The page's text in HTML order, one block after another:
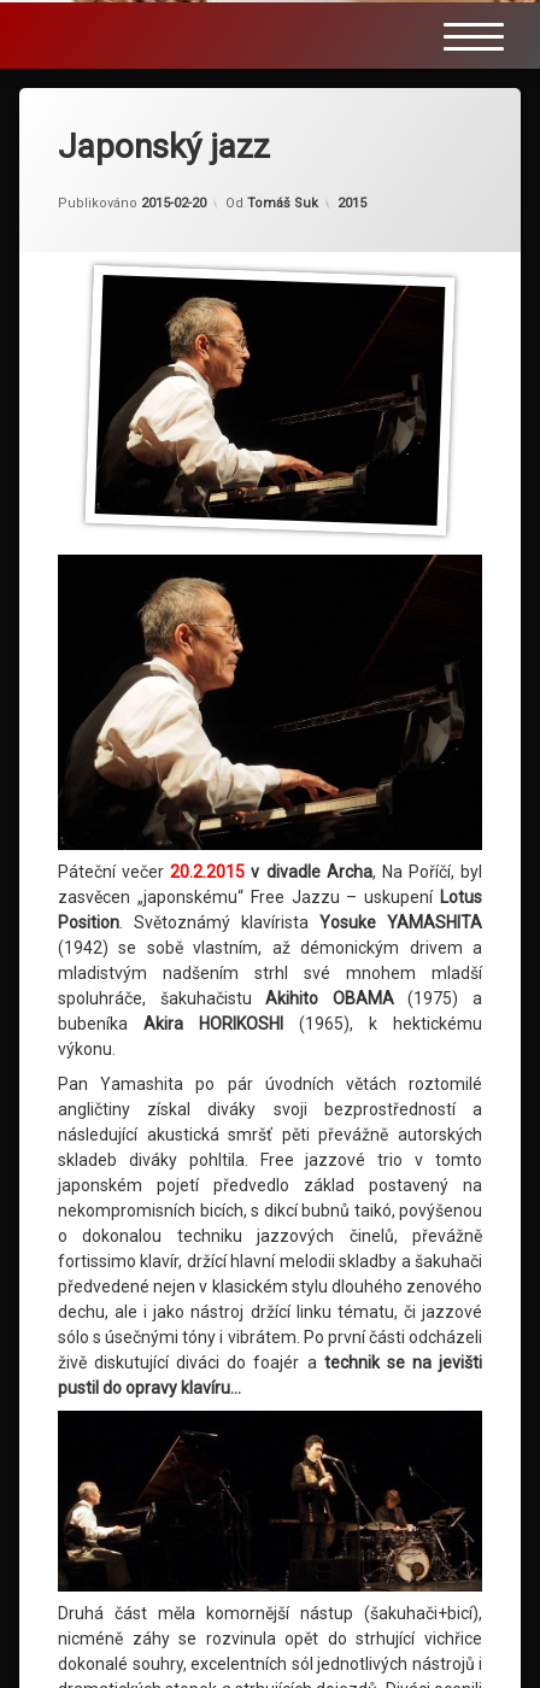
Japonský jazz
Publikováno 2015-02-20 Od Tomáš Suk Kategorie:
2015
Páteční večer20.2.2015 v divadle Archa, Na Poříčí, byl
zasvěcen „japonskému“ Free Jazzu – uskupení Lotus
Position. Světoznámý klavírista Yosuke YAMASHITA
(1942) se sobě vlastním, až démonickým drivem a
mladistvým nadšením strhl své mnohem mladší
spoluhráče, šakuhačistuAkihito OBAMA(1975) a
bubeníka Akira HORIKOSHI
(1965), k hektickému
výkonu.
Pan Yamashita po pár úvodních větách roztomilé
angličtiny získal diváky svoji bezprostředností a
následující akustická smršť pěti převážně autorských
skladeb diváky pohltila. Free jazzové trio v tomto
japonském pojetí předvedlo základ postavený na
nekompromisních bicích, s dikcí bubnů taikó, povýšenou
o dokonalou techniku jazzových činelů, převážně
fortissimo klavír, držící hlavní melodii skladby a šakuhači
předvedené nejen v klasickém stylu dlouhého zenového
dechu, ale i jako nástroj držící linku tématu, či jazzové
sólo s úsečnými tóny i vibrátem. Po první části odcházeli
živě diskutující diváci do foajér atechnik se na jevišti
pustil do opravy klavíru…
Druhá část měla komornější nástup (šakuhači+bicí),
nicméně záhy se rozvinula opět do strhující vichřice
dokonalé souhry, excelentních sól jednotlivých nástrojů i